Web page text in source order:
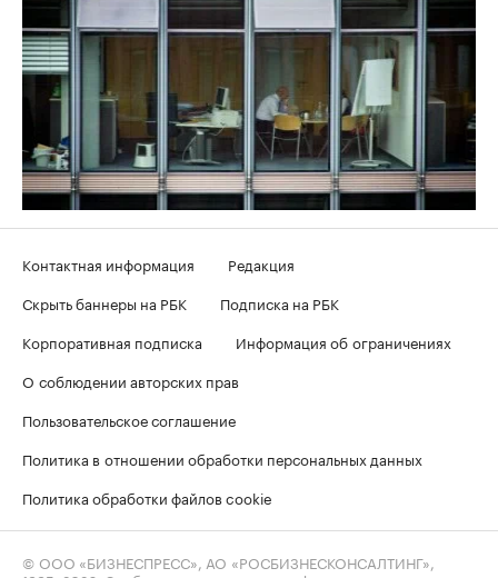
Контактная информация
Редакция
Скрыть баннеры на РБК
Подписка на РБК
Корпоративная подписка
Информация об ограничениях
О соблюдении авторских прав
Пользовательское соглашение
Политика в отношении обработки персональных данных
Политика обработки файлов cookie
© ООО «БИЗНЕСПРЕСС», АО «РОСБИЗНЕСКОНСАЛТИНГ»,